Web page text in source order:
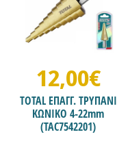
12,00€
TOTAL ΕΠΑΓΓ. ΤΡΥΠΑΝΙ
ΚΩΝΙΚΟ 4-22mm
(TAC7542201)